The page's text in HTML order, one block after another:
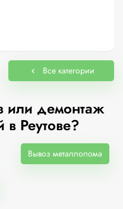
Все категории
или демонтаж
в Реутове?
Вывоз металлолома